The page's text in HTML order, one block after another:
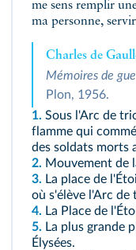
me sens remplir
ma personne,
Charles de
Mémoires de
Plon, 1956.
1. Sous l'Arc de
flamme qui
des soldats morts
2. Mouvement de
3. La place de
où s'élève l'Arc de
4. La Place de
5. La plus grande
Élysées.